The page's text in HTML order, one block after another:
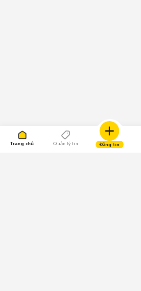
Trang chủ Quản lý tin Đăng tin